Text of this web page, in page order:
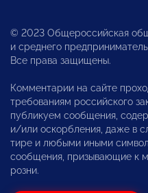
© 2023 Общероссийская
и среднего
Все права защищены.
Комментарии на сайте
требованиям российского
публикуем сообщения,
и/или оскорбления, даже в
тире и любыми иными
сообщения, призывающие к
розни.